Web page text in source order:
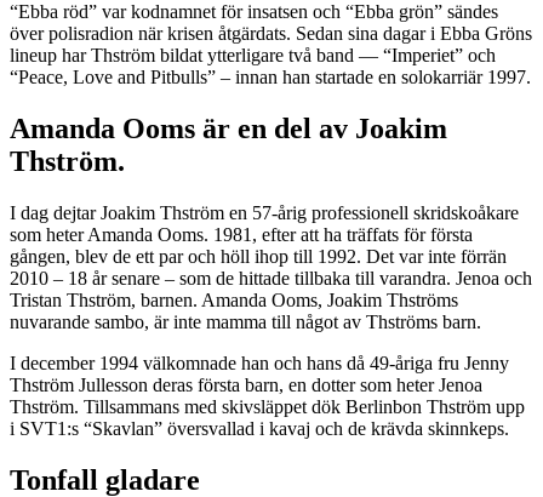
“Ebba röd” var kodnamnet för insatsen och “Ebba grön” sändes
över polisradion när krisen åtgärdats. Sedan sina dagar i Ebba Gröns
lineup har Thström bildat ytterligare två band — “Imperiet” och
“Peace, Love and Pitbulls” – innan han startade en solokarriär 1997.
Amanda Ooms är en del av Joakim
Thström.
I dag dejtar Joakim Thström en 57-årig professionell skridskoåkare
som heter Amanda Ooms. 1981, efter att ha träffats för första
gången, blev de ett par och höll ihop till 1992. Det var inte förrän
2010 – 18 år senare – som de hittade tillbaka till varandra. Jenoa och
Tristan Thström, barnen. Amanda Ooms, Joakim Thströms
nuvarande sambo, är inte mamma till något av Thströms barn.
I december 1994 välkomnade han och hans då 49-åriga fru Jenny
Thström Jullesson deras första barn, en dotter som heter Jenoa
Thström. Tillsammans med skivsläppet dök Berlinbon Thström upp
i SVT1:s “Skavlan” översvallad i kavaj och de krävda skinnkeps.
Tonfall gladare